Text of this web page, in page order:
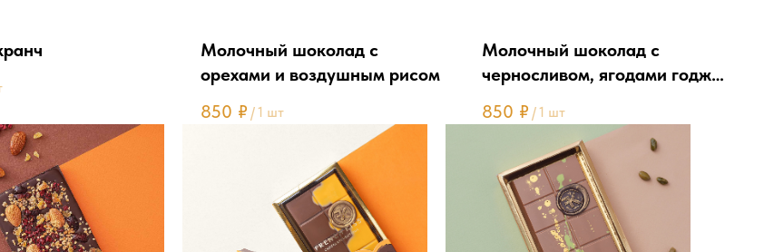
Молочный шоколад с
орехами и воздушным рисом
850 ₽ /1 шт
Молочный шоколад с
черносливом, ягодами годжи,
850 ₽ /1 шт